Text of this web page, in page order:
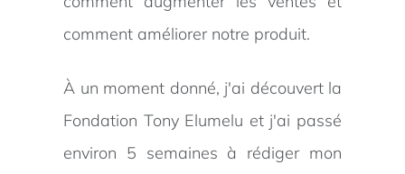
comment améliorer notre produit.
À un moment donné, j'ai découvert la
Fondation Tony Elumelu et j'ai passé
environ 5 semaines à rédiger mon